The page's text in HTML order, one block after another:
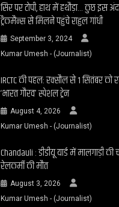
सिर पर टोपी, हाथ में हथौड़ा… कुछ इस
ट्रैकमैन्स से मिलने पहुंचे राहुल गांधी
September 3, 2024
Kumar Umesh - (Journalist)
IRCTC की पहल: रक्सौल से 1 सितंबर को
‘भारत गौरव’ स्पेशल ट्रेन
August 4, 2026
Kumar Umesh - (Journalist)
Chandauli : डीडीयू यार्ड में मालगाड़ी
रेलकर्मी की मौत
August 3, 2026
Kumar Umesh - (Journalist)